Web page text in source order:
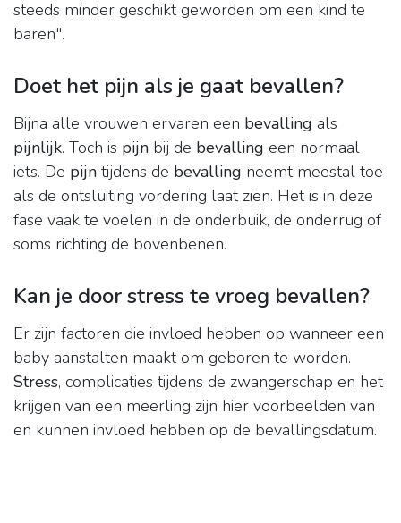
steeds minder geschikt geworden om een kind te
baren".
Doet het pijn als je gaat bevallen?
Bijna alle vrouwen ervaren een bevalling als
pijnlijk. Toch is pijn bij de bevalling een normaal
iets. De pijn tijdens de bevalling neemt meestal toe
als de ontsluiting vordering laat zien. Het is in deze
fase vaak te voelen in de onderbuik, de onderrug of
soms richting de bovenbenen.
Kan je door stress te vroeg bevallen?
Er zijn factoren die invloed hebben op wanneer een
baby aanstalten maakt om geboren te worden.
Stress, complicaties tijdens de zwangerschap en het
krijgen van een meerling zijn hier voorbeelden van
en kunnen invloed hebben op de bevallingsdatum.